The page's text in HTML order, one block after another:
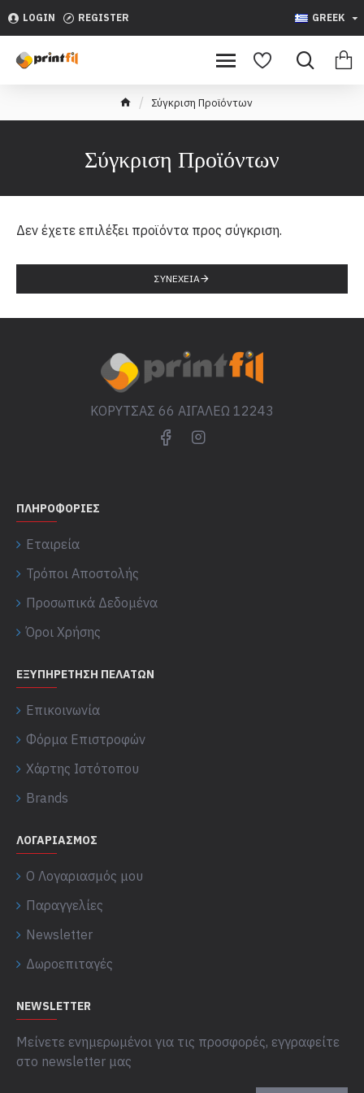
LOGIN REGISTER GREEK
Σύγκριση Προϊόντων
Σύγκριση Προϊόντων
Δεν έχετε επιλέξει προϊόντα προς σύγκριση.
ΣΥΝΈΧΕΙΑ
ΚΟΡΥΤΣΑΣ 66 ΑΙΓΑΛΕΩ 12243
ΠΛΗΡΟΦΟΡΊΕΣ
Εταιρεία
Τρόποι Αποστολής
Προσωπικά Δεδομένα
Όροι Χρήσης
ΕΞΥΠΗΡΈΤΗΣΗ ΠΕΛΑΤΏΝ
Επικοινωνία
Φόρμα Επιστροφών
Χάρτης Ιστότοπου
Brands
ΛΟΓΑΡΙΑΣΜΌΣ
Ο Λογαριασμός μου
Παραγγελίες
Newsletter
Δωροεπιταγές
NEWSLETTER
Μείνετε ενημερωμένοι για τις προσφορές, εγγραφείτε
στο newsletter μας